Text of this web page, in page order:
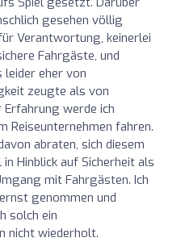
gesehen völlig
Verantwortung, keinerlei
Fahrgäste, und
eher von
zeugte als von
werde ich
Reiseunternehmen fahren.
abraten, sich diesem
Hinblick auf Sicherheit als
mit Fahrgästen. Ich
genommen und
solch ein
nicht wiederholt.